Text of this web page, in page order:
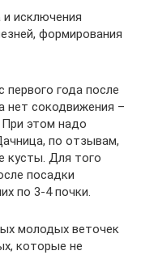
исключения
формирования
первого года после
нет сокодвижения –
При этом надо
по отзывам,
кусты. Для того
посадки
по 3-4 почки.
молодых веточек
которые не